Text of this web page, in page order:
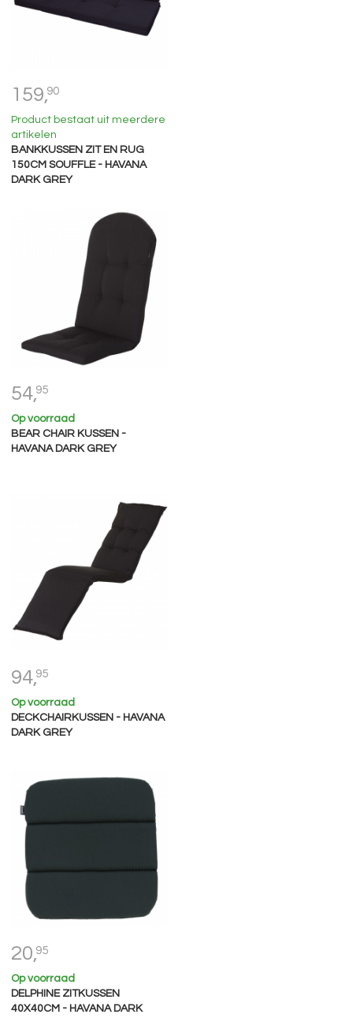
159,90
Product bestaat uit meerdere
artikelen
BANKKUSSEN ZIT EN RUG
150CM SOUFFLE - HAVANA
DARK GREY
54,95
Op voorraad
BEAR CHAIR KUSSEN -
HAVANA DARK GREY
94,95
Op voorraad
DECKCHAIRKUSSEN - HAVANA
DARK GREY
20,95
Op voorraad
DELPHINE ZITKUSSEN
40X40CM - HAVANA DARK